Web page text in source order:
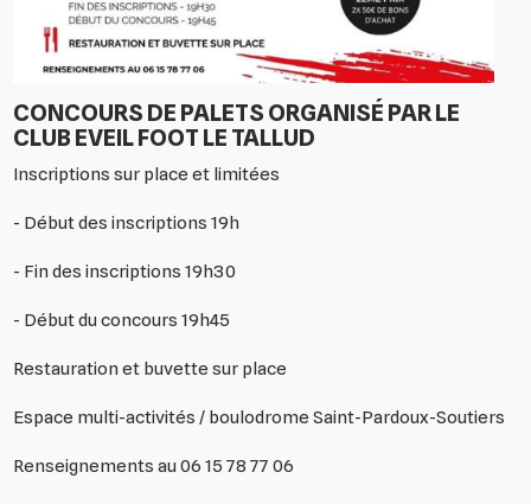
CONCOURS DE PALETS ORGANISÉ PAR LE
CLUB EVEIL FOOT LE TALLUD
Inscriptions sur place et limitées
- Début des inscriptions 19h
- Fin des inscriptions 19h30
- Début du concours 19h45
Restauration et buvette sur place
Espace multi-activités / boulodrome Saint-Pardoux-Soutiers
Renseignements au 06 15 78 77 06